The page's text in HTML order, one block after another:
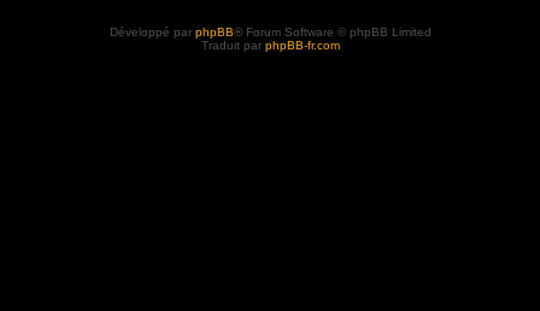
Développé par phpBB® Forum Software © phpBB Limited
Traduit par phpBB-fr.com